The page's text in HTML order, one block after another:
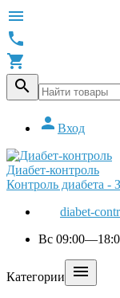




 Вход
Диабет-контроль
Контроль диабета -
diabet-
Вс
Категории 